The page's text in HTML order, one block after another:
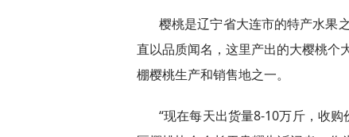
樱桃是辽宁省大连市的特产水果
直以品质闻名，这里产出的大樱桃个
棚樱桃生产和销售地之一。
“现在每天出货量8-10万斤，收